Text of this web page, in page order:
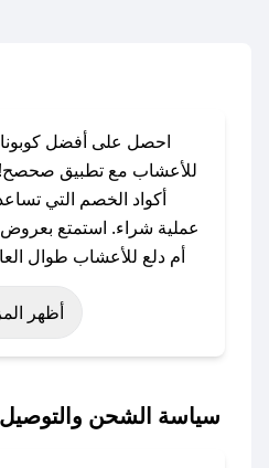
احصل على أفضل
للأعشاب مع تطبيق
أكواد الخصم التي
عملية شراء. استمتع
أم دلع للأعشاب طوال
مثل عيد الفطر، عيد
نوفمبر)، رمضان، اليوم
أظهر
سياسة الشحن